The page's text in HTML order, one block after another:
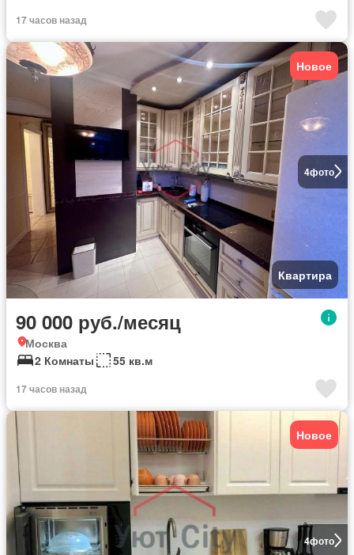
17 часов назад
4фото
Новое
Квартира
90 000 руб./месяц
Москва
2 Комнаты
55 кв.м
17 часов назад
4фото
Новое